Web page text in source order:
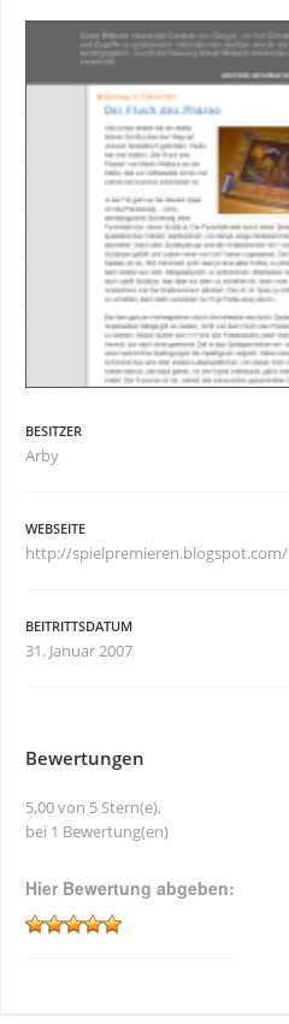
BESITZER
Arby
WEBSEITE
http://spielpremieren.blogspot.com/
BEITRITTSDATUM
31. Januar 2007
Bewertungen
5,00 von 5 Stern(e),
bei 1 Bewertung(en)
Hier Bewertung abgeben: